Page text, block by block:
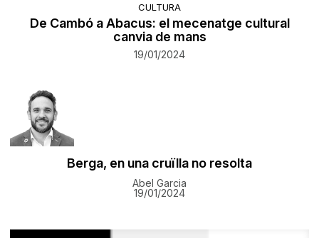
CULTURA
De Cambó a Abacus: el mecenatge cultural
canvia de mans
19/01/2024
Berga, en una cruïlla no resolta
Abel Garcia
19/01/2024